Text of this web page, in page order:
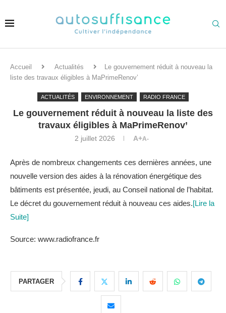
Accueil Actualités
Le gouvernement réduit à nouveau la
liste des travaux éligibles à MaPrimeRenov’
ACTUALITÉS ENVIRONNEMENT RADIO FRANCE
Le gouvernement réduit à nouveau la liste des
travaux éligibles à MaPrimeRenov’
2 juillet 2026 A+A-
Après de nombreux changements ces dernières années, une
nouvelle version des aides à la rénovation énergétique des
bâtiments est présentée, jeudi, au Conseil national de l’habitat.
Le décret du gouvernement réduit à nouveau ces aides.[Lire la
Suite]
Source: www.radiofrance.fr
PARTAGER